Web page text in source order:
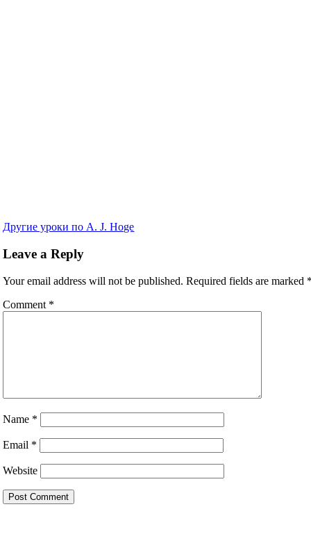
Другие уроки по A. J. Hoge
Leave a Reply
Your email address will not be published. Required fields are marked
Comment *
Name *
Email *
Website